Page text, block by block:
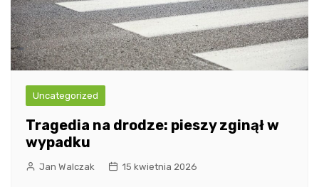
Uncategorized
Tragedia na drodze: pieszy zginął w
wypadku
Jan Walczak 15 kwietnia 2026